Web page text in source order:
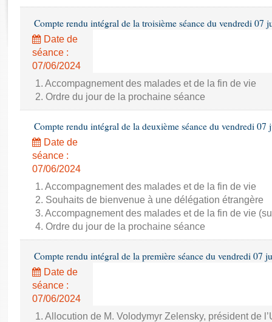
Baromètre de l’application des lois
Dossiers législatifs
Budget et sécurité sociale
Questions écrites et orales
Comptes rendus des débats
Compte rendu intégral de la troisième séance du vendredi 07
Date de
séance :
07/06/2024
1. Accompagnement des malades et de la fin de vie
2. Ordre du jour de la prochaine séance
Compte rendu intégral de la deuxième séance du vendredi 07
Date de
séance :
07/06/2024
1. Accompagnement des malades et de la fin de vie
2. Souhaits de bienvenue à une délégation étrangère
3. Accompagnement des malades et de la fin de vie
4. Ordre du jour de la prochaine séance
Compte rendu intégral de la première séance du vendredi 07
Date de
séance :
07/06/2024
1. Allocution de M. Volodymyr Zelensky, président de